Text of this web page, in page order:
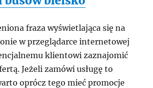
fraza wyświetlająca się na
w przeglądarce internetowej
klientowi zaznajomić
Jeżeli zamówi usługę to
oprócz tego mieć promocje